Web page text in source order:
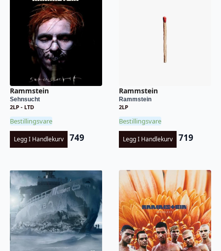
Rammstein
Sehnsucht
2LP - LTD
Bestillingsvare
Legg I Handlekurv 749
Rammstein
Rammstein
2LP
Bestillingsvare
Legg I Handlekurv 719